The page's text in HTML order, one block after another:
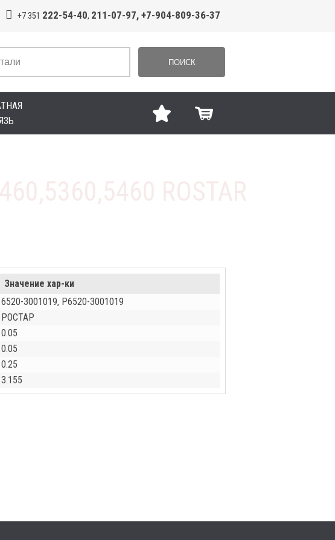
+7 351 222-54-40, 211-07-97, +7-904-809-36-37
ПОИСК
Значение хар-ки
6520-3001019, Р6520-3001019
РОСТАР
0.05
0.05
0.25
3.155